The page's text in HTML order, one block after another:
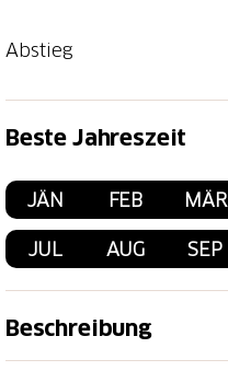
Abstieg
Beste Jahreszeit
JÄN FEB MÄR
JUL AUG SEP
Beschreibung